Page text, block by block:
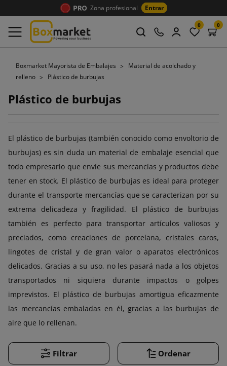
Zona profesional Entrar
0 0
Boxmarket Mayorista de Embalajes
Material de acolchado y
relleno
Plástico de burbujas
Plástico de burbujas
El plástico de burbujas (también conocido como envoltorio de
burbujas) es sin duda un material de embalaje esencial que
todo empresario que envíe sus mercancías y productos debe
tener en stock. El plástico de burbujas es ideal para proteger
durante el transporte mercancías que se caracterizan por su
extrema delicadeza y fragilidad. El plástico de burbujas
también es perfecto para transportar artículos valiosos y
preciados, como creaciones de porcelana, cristales caros,
lingotes de cristal y de gran valor o aparatos electrónicos
delicados. Gracias a su uso, no les pasará nada a los objetos
transportados ni siquiera durante impactos o golpes
imprevistos. El plástico de burbujas amortigua eficazmente
las mercancías embaladas en él, gracias a las burbujas de
aire que lo rellenan.
Filtrar Ordenar